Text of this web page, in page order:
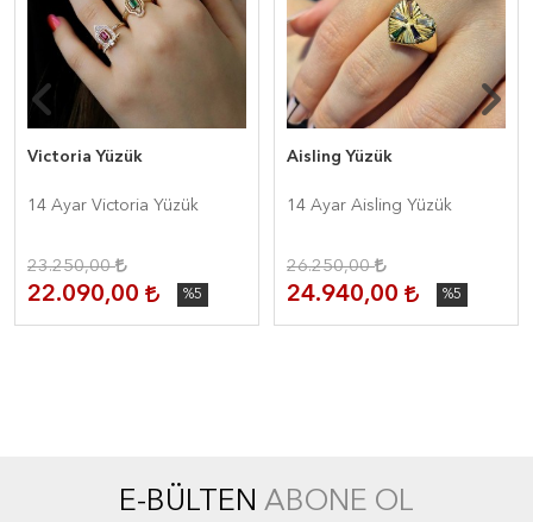
Victoria Yüzük
14 Ayar Victoria Yüzük
23.250,00
22.090,00 %5
Aisling Yüzük
14 Ayar Aisling Yüzük
26.250,00
24.940,00 %5
E-BÜLTEN ABONE OL